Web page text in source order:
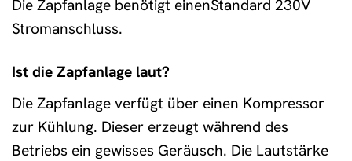
Die Zapfanlage benötigt einenStandard 230V
Stromanschluss.
Ist die Zapfanlage laut?
Die Zapfanlage verfügt über einen Kompressor
zur Kühlung. Dieser erzeugt während des
Betriebs ein gewisses Geräusch. Die Lautstärke